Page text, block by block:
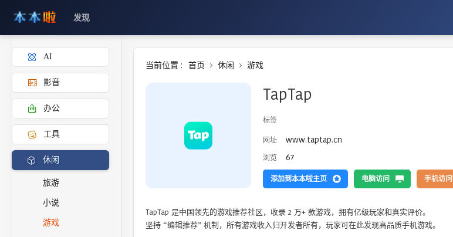
发现
AI
影音
办公
工具
休闲
旅游
小说
游戏
当前位置 : 首页 休闲 游戏
TapTap
标签
网址
www.taptap.cn
浏览 67
添加到本本啦主页 电脑访问 手机访问
TapTap 是中国领先的游戏推荐社区，收录 2 万+ 款游戏，拥有亿级玩家和真实评价。
坚持 “编辑推荐” 机制，所有游戏收入归开发者所有，玩家可在此发现高品质手机游戏。